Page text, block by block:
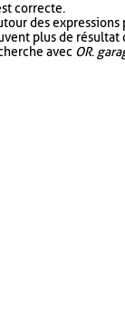
correcte.
des
plus de résultat
avec OR.